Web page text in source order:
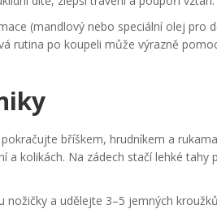
(mandlový nebo speciální olej pro
rutina po koupeli může výrazně
bříškem, hrudníkem a
kolikách. Na zádech stačí lehké tahy
a udělejte 3–5 jemných